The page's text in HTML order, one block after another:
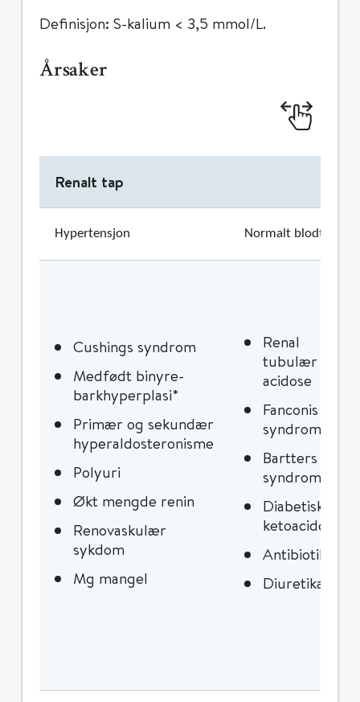
Definisjon: S-kalium < 3,5 mmol/L.
Årsaker
Renalt tap
Hypertensjon Normalt blodtrykk
Cushings syndrom
Medfødt binyre-
barkhyperplasi*
Primær og sekundær
hyperaldosteronisme
Polyuri
Økt mengde renin
Renovaskulær
sykdom
Mg mangel
Renal
tubulær
acidose
Fanconis
syndrom
Bartters
syndrom
Diabetisk
ketoacidose
Antibiotika
Diuretika